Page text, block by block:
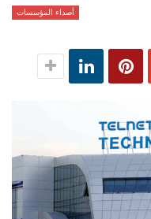
أصداء المؤسسات